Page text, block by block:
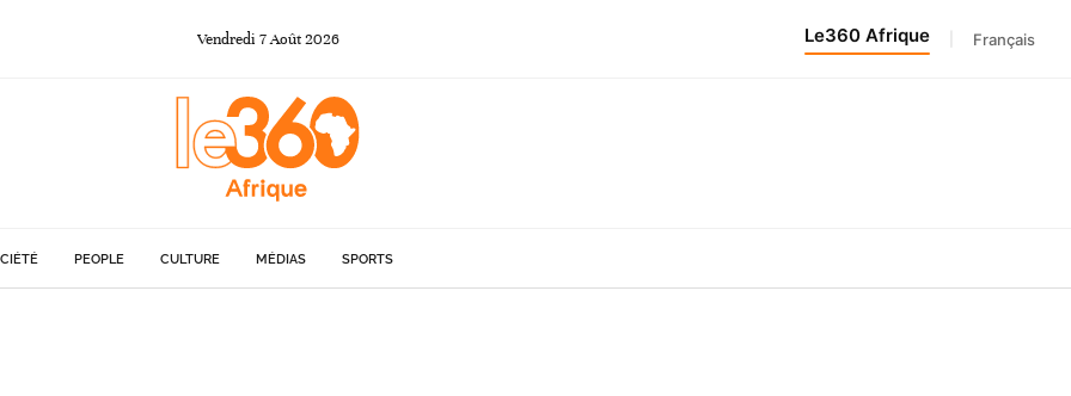
Vendredi 7Août 2026 Le360 Afrique Français
PEOPLE CULTURE MÉDIAS SPORTS